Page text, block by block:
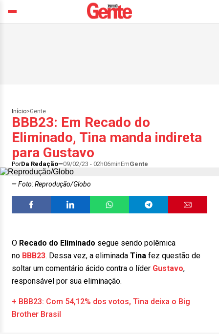
Início>Gente
BBB23: Em Recado do
Eliminado, Tina manda indireta
para Gustavo
PorDa Redação 09/02/23 - 02h06minEmGente
Foto: Reprodução/Globo
O Recado do Eliminado segue sendo polêmica
no BBB23. Dessa vez, a eliminada Tina fez questão de
soltar um comentário ácido contra o líder Gustavo,
responsável por sua eliminação.
+ BBB23: Com 54,12% dos votos, Tina deixa o Big
Brother Brasil